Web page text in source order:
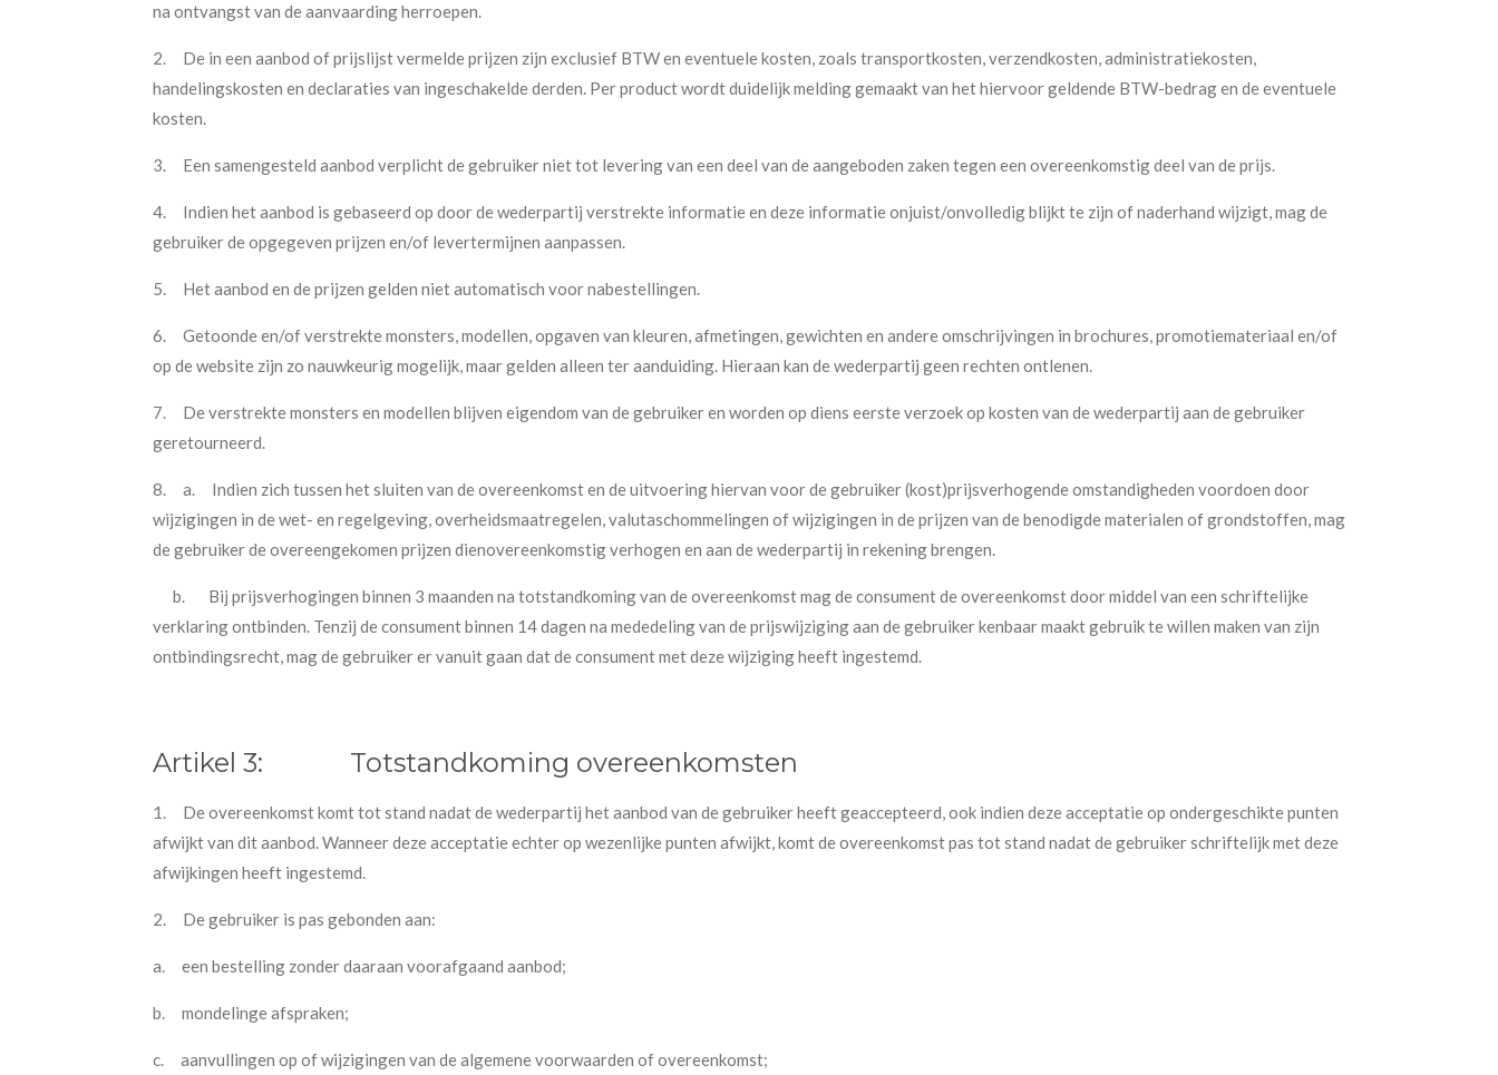
na ontvangst van de aanvaarding herroepen.
2.
De in een aanbod of prijslijst vermelde prijzen zijn exclusief BTW en eventuele kosten, zoals transportkosten, verzendkosten, administratiekosten,
handelingskosten en declaraties van ingeschakelde derden. Per product wordt duidelijk melding gemaakt van het hiervoor geldende BTW-bedrag en de eventuele
kosten.
3. Een samengesteld aanbod verplicht de gebruiker niet tot levering van een deel van de aangeboden zaken tegen een overeenkomstig deel van de prijs.
4.
Indien het aanbod is gebaseerd op door de wederpartij verstrekte informatie en deze informatie onjuist/onvolledig blijkt te zijn of naderhand wijzigt, mag de
gebruiker de opgegeven prijzen en/of levertermijnen aanpassen.
5. Het aanbod en de prijzen gelden niet automatisch voor nabestellingen.
6.
Getoonde en/of verstrekte monsters, modellen, opgaven van kleuren, afmetingen, gewichten en andere omschrijvingen in brochures, promotiemateriaal en/of
op de website zijn zo nauwkeurig mogelijk, maar gelden alleen ter aanduiding. Hieraan kan de wederpartij geen rechten ontlenen.
7.
De verstrekte monsters en modellen blijven eigendom van de gebruiker en worden op diens eerste verzoek op kosten van de wederpartij aan de gebruiker
geretourneerd.
8.
a. Indien zich tussen het sluiten van de overeenkomst en de uitvoering hiervan voor de gebruiker (kost)prijsverhogende omstandigheden voordoen door
wijzigingen in de wet- en regelgeving, overheidsmaatregelen, valutaschommelingen of wijzigingen in de prijzen van de benodigde materialen of grondstoffen, mag
de gebruiker de overeengekomen prijzen dienovereenkomstig verhogen en aan de wederpartij in rekening brengen.
b. Bij prijsverhogingen binnen 3 maanden na totstandkoming van de overeenkomst mag de consument de overeenkomst door middel van een schriftelijke
verklaring ontbinden. Tenzij de consument binnen 14 dagen na mededeling van de prijswijziging aan de gebruiker kenbaar maakt gebruik te willen maken van zijn
ontbindingsrecht, mag de gebruiker er vanuit gaan dat de consument met deze wijziging heeft ingestemd.
Artikel 3: Totstandkoming overeenkomsten
1.
De overeenkomst komt tot stand nadat de wederpartij het aanbod van de gebruiker heeft geaccepteerd, ook indien deze acceptatie op ondergeschikte punten
afwijkt van dit aanbod. Wanneer deze acceptatie echter op wezenlijke punten afwijkt, komt de overeenkomst pas tot stand nadat de gebruiker schriftelijk met deze
afwijkingen heeft ingestemd.
2. De gebruiker is pas gebonden aan:
a. een bestelling zonder daaraan voorafgaand aanbod;
b. mondelinge afspraken;
c. aanvullingen op of wijzigingen van de algemene voorwaarden of overeenkomst;